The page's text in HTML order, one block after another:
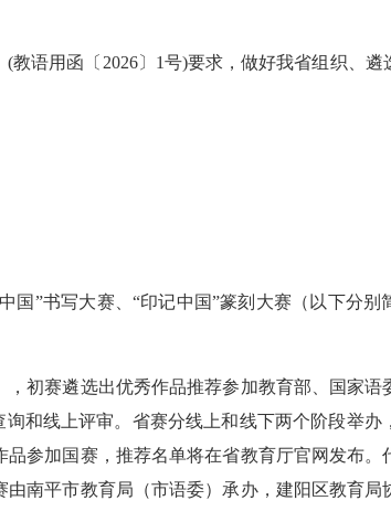
用函〔2026〕1号)要求，做好我省组织、遴
”书写大赛、“印记中国”篆刻大赛（以下分别
赛遴选出优秀作品推荐参加教育部、国家语
和线上评审。省赛分线上和线下两个阶段举
参加国赛，推荐名单将在省教育厅官网发布。
南平市教育局（市语委）承办，建阳区教育